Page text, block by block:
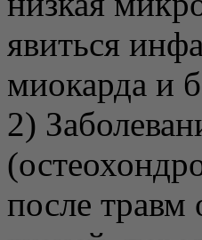
явиться
миокарда и
2)
после травм